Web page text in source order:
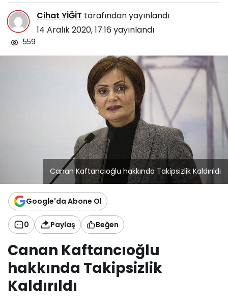
Cihat YİĞİT tarafından yayınlandı
14 Aralık 2020, 17:16yayınlandı
559
Canan Kaftancıoğlu hakkında Takipsizlik Kaldırıldı
Google'da Abone Ol
0 Paylaş Beğen
Canan Kaftancıoğlu
hakkında Takipsizlik
Kaldırıldı